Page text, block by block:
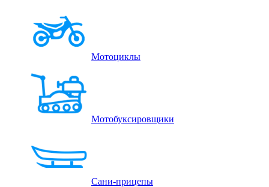
Мотоциклы
Мотобуксировщики
Сани-прицепы